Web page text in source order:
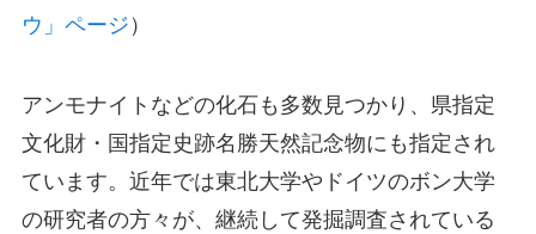
ウ」ページ ）
アンモナイトなどの化石も多数見つかり、県指定
文化財・ 国指定史跡名勝天然記念物にも指定され
ています。近年では東北大学やドイツのボン大学
の研究者の方々が、 継続して発掘調査されている